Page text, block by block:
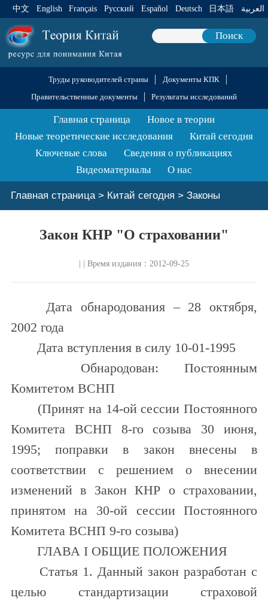
中文 English Français Pусский Español Deutsch 日本語 العربية
Поиск
Труды руководителей страны
Документы КПК
Правительственные документы
Результаты исследований
Главная страница
Новое в теории
Новые теоретические исследования
Китай сегодня
Ключевые слова
Сведения о публикациях
Видеоматериалы
О нас
Главная страница> Китай сегодня > Законы
Закон КНР "О страховании"
| | Время издания：2012-09-25
Дата обнародования – 28 октября,
2002 года
Дата вступления в силу 10-01-1995
Обнародован: Постоянным
Комитетом ВСНП
(Принят на 14-ой сессии Постоянного
Комитета ВСНП 8-го созыва 30 июня,
1995; поправки в закон внесены в
соответствии с решением о внесении
изменений в Закон КНР о страховании,
принятом на 30-ой сессии Постоянного
Комитета ВСНП 9-го созыва)
ГЛАВА I ОБЩИЕ ПОЛОЖЕНИЯ
Статья 1. Данный закон разработан с
целью стандартизации страховой